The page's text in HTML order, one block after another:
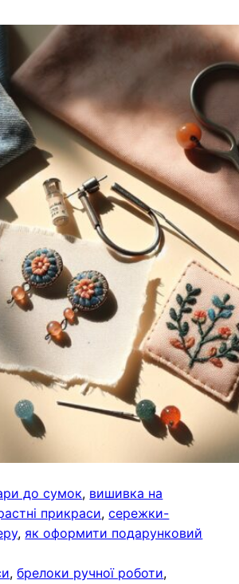
до сумок, вишивка на
прикраси, сережки-
, як оформити подарунковий
, брелоки ручної роботи